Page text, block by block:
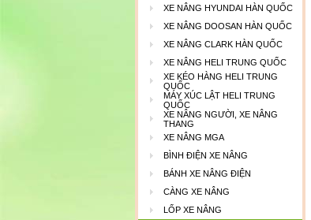
XE NÂNG HYUNDAI HÀN QUỐC
XE NÂNG DOOSAN HÀN QUỐC
XE NÂNG CLARK HÀN QUỐC
XE NÂNG HELI TRUNG QUỐC
XE KÉO HÀNG HELI TRUNG
QUỐC
MÁY XÚC LẬT HELI TRUNG
QUỐC
XE NÂNG NGƯỜI, XE NÂNG
THANG
XE NÂNG MGA
BÌNH ĐIỆN XE NÂNG
BÁNH XE NÂNG ĐIỆN
CÀNG XE NÂNG
LỐP XE NÂNG